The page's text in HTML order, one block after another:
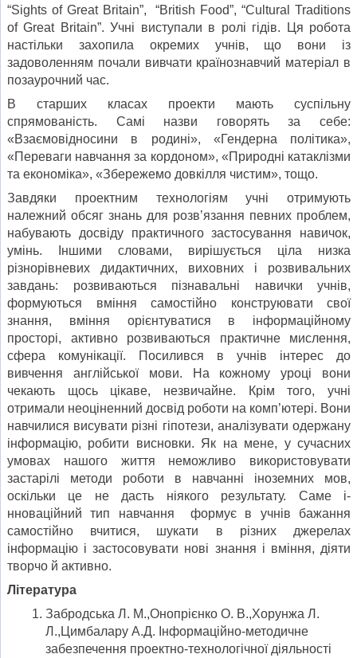
“Sights of Great Britain”, “British Food”, “Cultural Traditions
of Great Britain”. Учні виступали в ролі гідів. Ця робота
настільки захопила окремих учнів, що вони із
задоволенням почали вивчати країнознавчий матеріал в
позаурочний час.
В старших класах проекти мають суспільну
спрямованість. Самі назви говорять за себе:
«Взаємовідносини в родині», «Гендерна політика»,
«Переваги навчання за кордоном», «Природні катаклізми
та економіка», «Збережемо довкілля чистим», тощо.
Завдяки проектним технологіям учні отри­мують
належний обсяг знань для розв’язання певних проблем,
набувають досвіду прак­тичного застосування навичок,
умінь. Ін­шими словами, вирішується ціла низка
різнорівневих дидактичних, виховних і розвивальних
завдань: розвиваються пізнавальні навички учнів,
формуються вміння само­стійно конструювати свої
знання, вміння орієнтуватися в інформаційному
просторі, активно розвиваються практичне мислен­ня,
сфера комунікації. Поси­лився в учнів інтерес до
вивчення англій­ської мови. На кожному уроці вони
чекають щось цікаве, незвичайне. Крім того, учні
отримали неоціненний досвід роботи на комп’ютері. Вони
навчилися висувати різні гіпотези, аналізувати одержану
інформацію, робити висновки. Як на мене, у сучасних
умо­вах нашого життя неможливо використовувати
застарілі методи роботи в навчанні іно­земних мов,
оскільки це не дасть ніякого результату. Саме і­
нноваційний тип навчання формує в учнів бажання
самостійно вчитися, шука­ти в різних джерелах
інформацію і застосо­вувати нові знання і вміння, діяти
творчо й активно.
Література
Забродська Л. М.,Онопрієнко О. В.,Хорунжа Л.
Л.,Цимбалару А.Д. Інформаційно-методичне
забезпечення проектно-технологічної діяльності